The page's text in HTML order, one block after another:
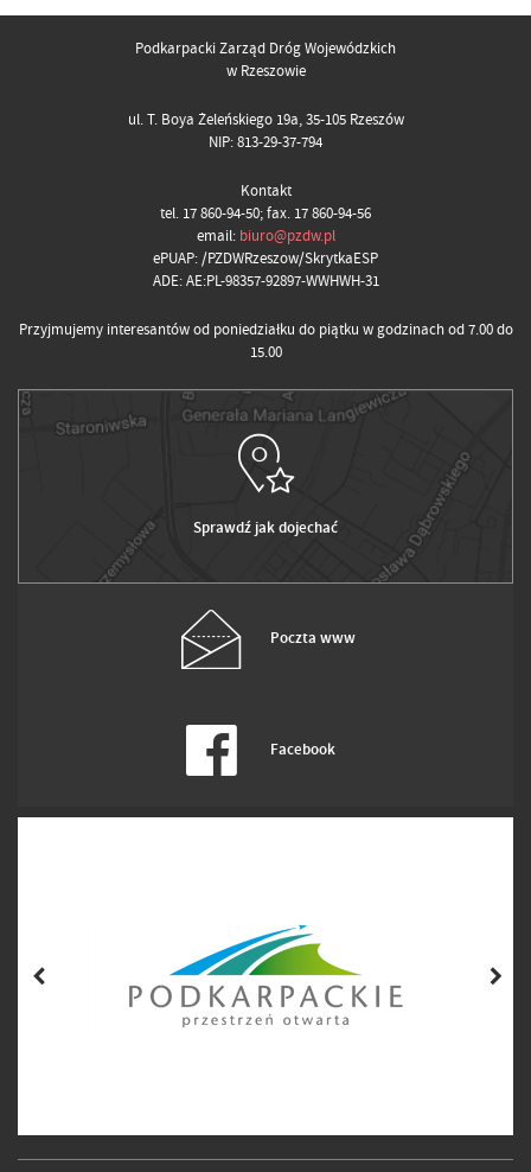
Podkarpacki Zarząd Dróg Wojewódzkich
w Rzeszowie
ul. T. Boya Żeleńskiego 19a, 35-105 Rzeszów
NIP: 813-29-37-794
Kontakt
tel. 17 860-94-50; fax. 17 860-94-56
email: biuro@pzdw.pl
ePUAP: /PZDWRzeszow/SkrytkaESP
ADE: AE:PL-98357-92897-WWHWH-31
Przyjmujemy interesantów od poniedziałku do piątku w godzinach od 7.00 do
15.00
Sprawdź jak dojechać
Poczta www
Facebook